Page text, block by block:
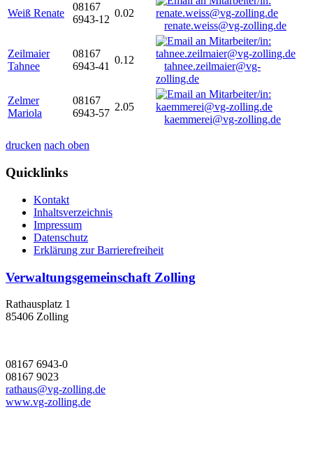
Weiß Renate
08167
6943-12
0.02
renate.weiss@vg-zolling.de
Zeilmaier
Tahnee
08167
6943-41
0.12
tahnee.zeilmaier@vg-
zolling.de
Zelmer
Mariola
08167
6943-57
2.05
kaemmerei@vg-zolling.de
drucken nach oben
Quicklinks
Kontakt
Inhaltsverzeichnis
Impressum
Datenschutz
Erklärung zur Barrierefreiheit
Verwaltungsgemeinschaft Zolling
Rathausplatz 1
85406 Zolling
08167 6943-0
08167 9023
rathaus@vg-zolling.de
www.vg-zolling.de